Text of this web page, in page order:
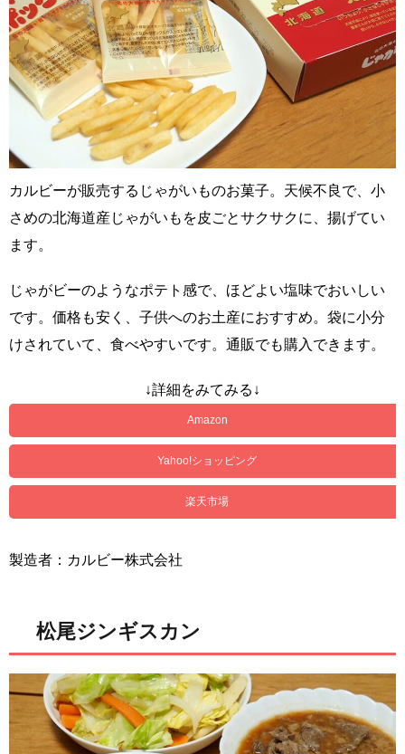
カルビーが販売するじゃがいものお菓子。天候不良で、小
さめの北海道産じゃがいもを皮ごとサクサクに、揚げてい
ます。
じゃがビーのようなポテト感で、ほどよい塩味でおいしい
です。価格も安く、子供へのお土産におすすめ。袋に小分
けされていて、食べやすいです。通販でも購入できます。
↓詳細をみてみる↓
Amazon
Yahoo!ショッピング
楽天市場
製造者：カルビー株式会社
松尾ジンギスカン